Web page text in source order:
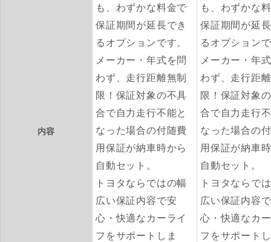
内容
も、わずかな料金で
保証期間が延長でき
るオプションです。
メーカー・年式を問
わず、走行距離無制
限！保証対象の不具
合で自力走行不能と
なった場合の付随費
用保証が納車時から
自動セット。
トヨタならではの幅
広い保証内容で安
心・快適なカーライ
フをサポートしま
も、わずかな
保証期間が延
るオプション
メーカー・年
わず、走行距
限！保証対象
合で自力走行
なった場合の
用保証が納車
自動セット。
トヨタならで
広い保証内容
心・快適なカ
フをサポート